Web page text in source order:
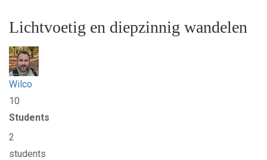
Lichtvoetig en diepzinnig wandelen
Wilco
10
Students
2
students